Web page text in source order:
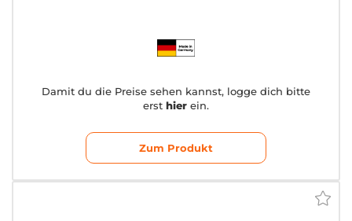
Damit du die Preise sehen kannst, logge dich bitte
erst hier ein.
Zum Produkt